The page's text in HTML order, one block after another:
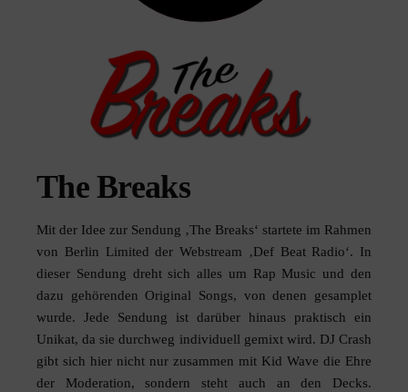
The Breaks
Mit der Idee zur Sendung ‚The Breaks‘ startete im Rahmen
von Berlin Limited der Webstream ‚Def Beat Radio‘. In
dieser Sendung dreht sich alles um Rap Music und den
dazu gehörenden Original Songs, von denen gesamplet
wurde. Jede Sendung ist darüber hinaus praktisch ein
Unikat, da sie durchweg individuell gemixt wird. DJ Crash
gibt sich hier nicht nur zusammen mit Kid Wave die Ehre
der Moderation, sondern steht auch an den Decks.